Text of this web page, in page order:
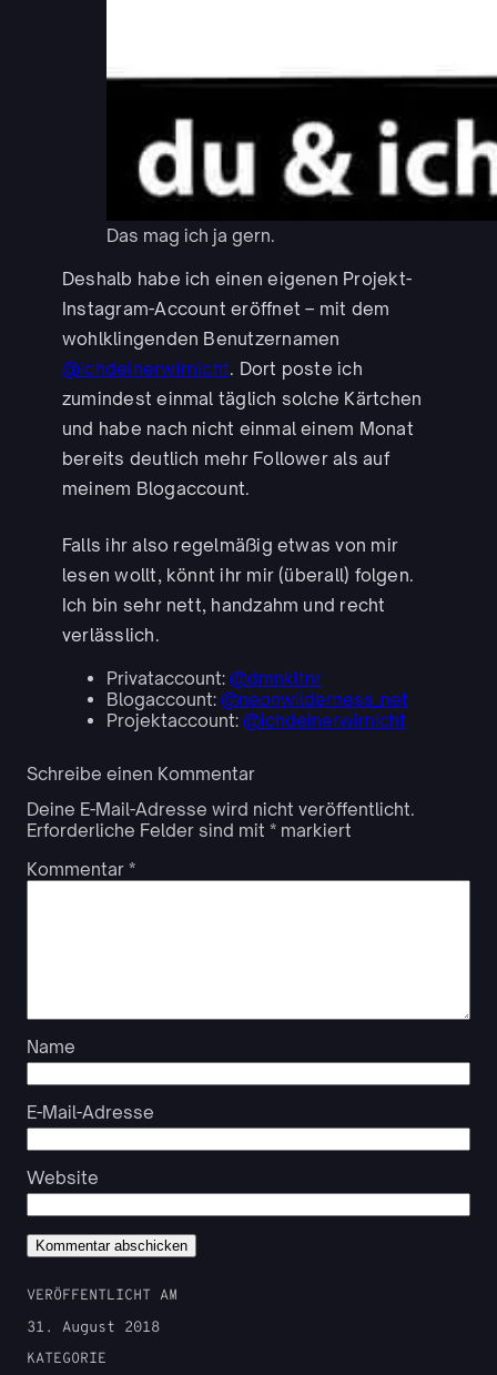
Das mag ich ja gern.
Deshalb habe ich einen eigenen Projekt-
Instagram-Account eröffnet – mit dem
wohlklingenden Benutzernamen
@ichdeinerwirnicht. Dort poste ich
zumindest einmal täglich solche Kärtchen
und habe nach nicht einmal einem Monat
bereits deutlich mehr Follower als auf
meinem Blogaccount.
Falls ihr also regelmäßig etwas von mir
lesen wollt, könnt ihr mir (überall) folgen.
Ich bin sehr nett, handzahm und recht
verlässlich.
Privataccount: @dmnkltnr
Blogaccount: @neonwilderness_net
Projektaccount: @ichdeinerwirnicht
Schreibe einen Kommentar
Deine E-Mail-Adresse wird nicht veröffentlicht.
Erforderliche Felder sind mit * markiert
Kommentar *
Name
E-Mail-Adresse
Website
VERÖFFENTLICHT AM
31. August 2018
KATEGORIE